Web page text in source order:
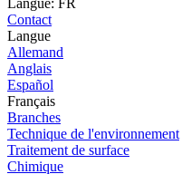
Langue: FR
Contact
Langue
Allemand
Anglais
Español
Français
Branches
Technique de l'environnement
Traitement de surface
Chimique